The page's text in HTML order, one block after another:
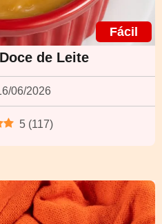
Fácil
de Leite
06/2026
5 (117)